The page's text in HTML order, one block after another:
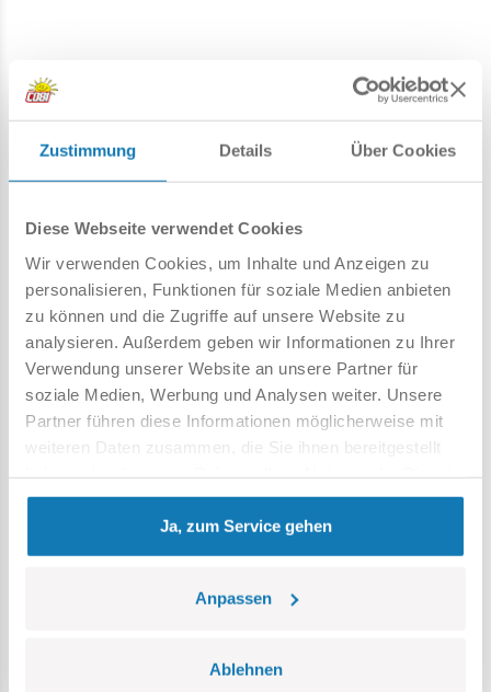
Zustimmung Details Über Cookies
Diese Webseite verwendet Cookies
Wir verwenden Cookies, um Inhalte und Anzeigen zu
personalisieren, Funktionen für soziale Medien anbieten
zu können und die Zugriffe auf unsere Website zu
analysieren. Außerdem geben wir Informationen zu Ihrer
Verwendung unserer Website an unsere Partner für
soziale Medien, Werbung und Analysen weiter. Unsere
Partner führen diese Informationen möglicherweise mit
weiteren Daten zusammen, die Sie ihnen bereitgestellt
gesammelt haben.
Ja, zum Service gehen
Anpassen
Ablehnen
Militärische Bausteine
Boeing B-17F Flying
Fortress "Memphis Belle"
- Executive Edition
101,19 €
In den Warenkorb
Boeing B-17G Flying
Fortress
COBI-5750
99,99 € 91,99 €
In den Warenkorb